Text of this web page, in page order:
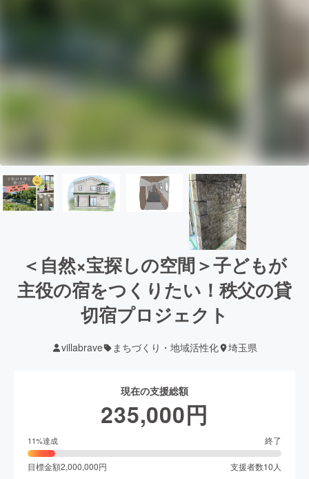
＜自然×宝探しの空間＞子どもが
主役の宿をつくりたい！秩父の貸
切宿プロジェクト
villabrave まちづくり・地域活性化 埼玉県
現在の支援総額
235,000円
11%達成 終了
目標金額2,000,000円 支援者数10 人